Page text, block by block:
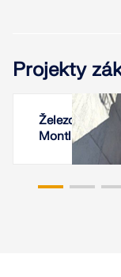
Projekty
Montluçonu,